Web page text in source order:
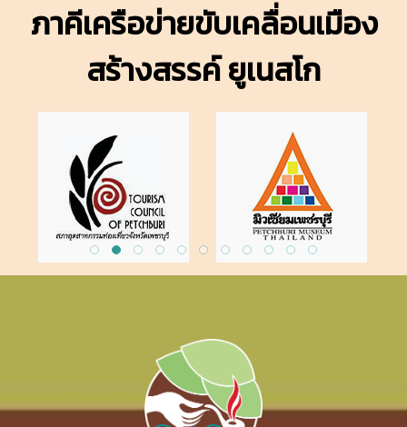
ภาคีเครือข่ายขับเคลื่อนเมือง
สร้างสรรค์ ยูเนสโก